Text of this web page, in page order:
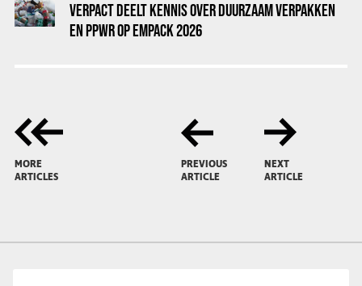
VERPACT DEELT KENNIS OVER DUURZAAM VERPAKKEN
EN PPWR OP EMPACK 2026
MORE
ARTICLES
PREVIOUS
ARTICLE
NEXT
ARTICLE